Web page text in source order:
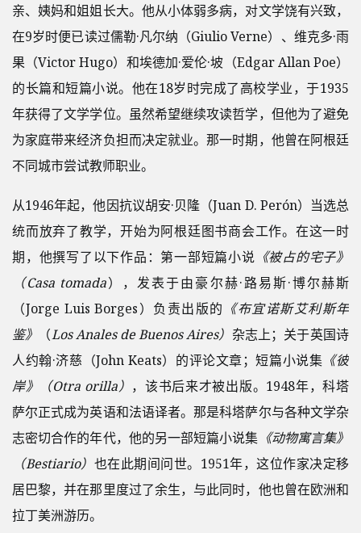
亲、姨妈和姐姐长大。他从小体弱多病，对文学饶有兴致，
在9岁时便已读过儒勒·凡尔纳（Giulio Verne）、维克多·雨
果（Victor Hugo）和埃德加·爱伦·坡（Edgar Allan Poe）
的长篇和短篇小说。他在18岁时完成了高校学业，于1935
年获得了文学学位。虽然希望继续攻读哲学，但他为了避免
为家庭带来经济负担而决定就业。那一时期，他曾在阿根廷
不同城市尝试教师职业。
从1946年起，他因抗议胡安·贝隆（Juan D. Perón）当选总
统而放弃了教学，开始为阿根廷图书商会工作。在这一时
期，他撰写了以下作品：第一部短篇小说 《被占的宅子》
（Casa tomada），发表于由豪尔赫·路易斯·博尔赫斯
（Jorge Luis Borges）负责出版的 《布宜诺斯艾利斯年
鉴》
（Los Anales de Buenos Aires） 杂志上；关于英国诗
人约翰·济慈（John Keats）的评论文章；短篇小说集 《彼
岸》（Otra orilla） ，该书后来才被出版。1948年，科塔
萨尔正式成为英语和法语译者。那是科塔萨尔与各种文学杂
志密切合作的年代，他的另一部短篇小说集 《动物寓言集》
（Bestiario） 也在此期间问世。1951年，这位作家决定移
居巴黎，并在那里度过了余生，与此同时，他也曾在欧洲和
拉丁美洲游历。